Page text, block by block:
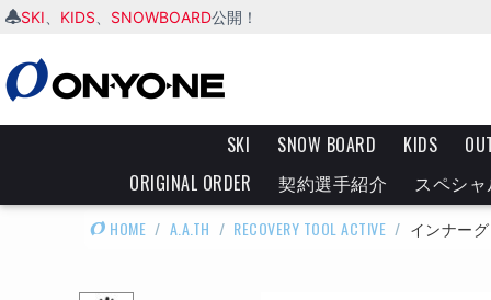
SKI KIDS SNOWBOARD公開！
SKI SNOW BOARD KIDS
ORIGINAL ORDER
契約選手紹介 スペシ
HOME / A.A.TH / RECOVERY TOOL ACTIVE / インナー